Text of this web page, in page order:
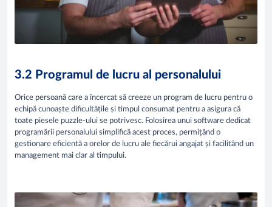
3.2 Programul de lucru al personalului
Orice persoană care a încercat să creeze un program de lucru pentru o
echipă cunoaște dificultățile și timpul consumat pentru a asigura că
toate piesele puzzle-ului se potrivesc. Folosirea unui software dedicat
programării personalului simplifică acest proces, permițând o
gestionare eficientă a orelor de lucru ale fiecărui angajat și facilitând un
management mai clar al timpului.